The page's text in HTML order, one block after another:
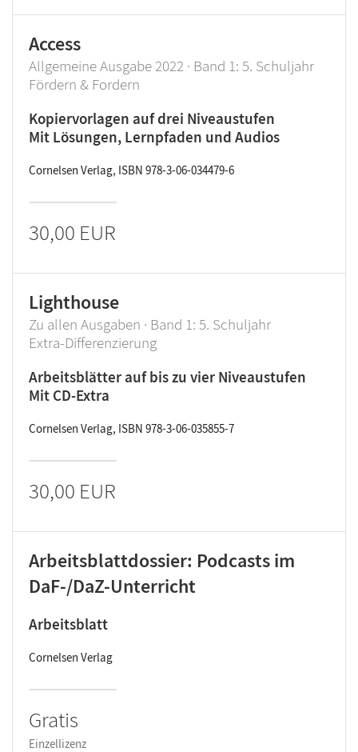
Access
Allgemeine Ausgabe 2022 · Band 1: 5. Schuljahr
Fördern & Fordern
Kopiervorlagen auf drei Niveaustufen
Mit Lösungen, Lernpfaden und Audios
Cornelsen Verlag, ISBN 978-3-06-034479-6
30,00 EUR
Lighthouse
Zu allen Ausgaben · Band 1: 5. Schuljahr
Extra-Differenzierung
Arbeitsblätter auf bis zu vier Niveaustufen
Mit CD-Extra
Cornelsen Verlag, ISBN 978-3-06-035855-7
30,00 EUR
Arbeitsblattdossier: Podcasts im
DaF-/DaZ-Unterricht
Arbeitsblatt
Cornelsen Verlag
Gratis
Einzellizenz